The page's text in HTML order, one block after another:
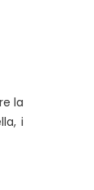
la
i